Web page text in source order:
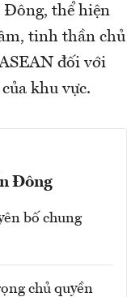
Đông, thể hiện
tinh thần chủ
đối với
khu vực.
Đông
bố chung
chủ quyền